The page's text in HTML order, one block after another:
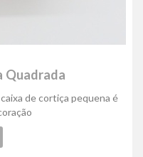
Quadrada
de cortiça pequena é